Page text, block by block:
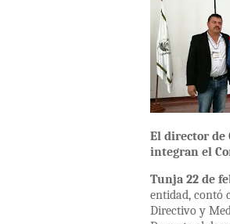
​El director de
integran el
Tunja 22 de
entidad, contó
Directivo y